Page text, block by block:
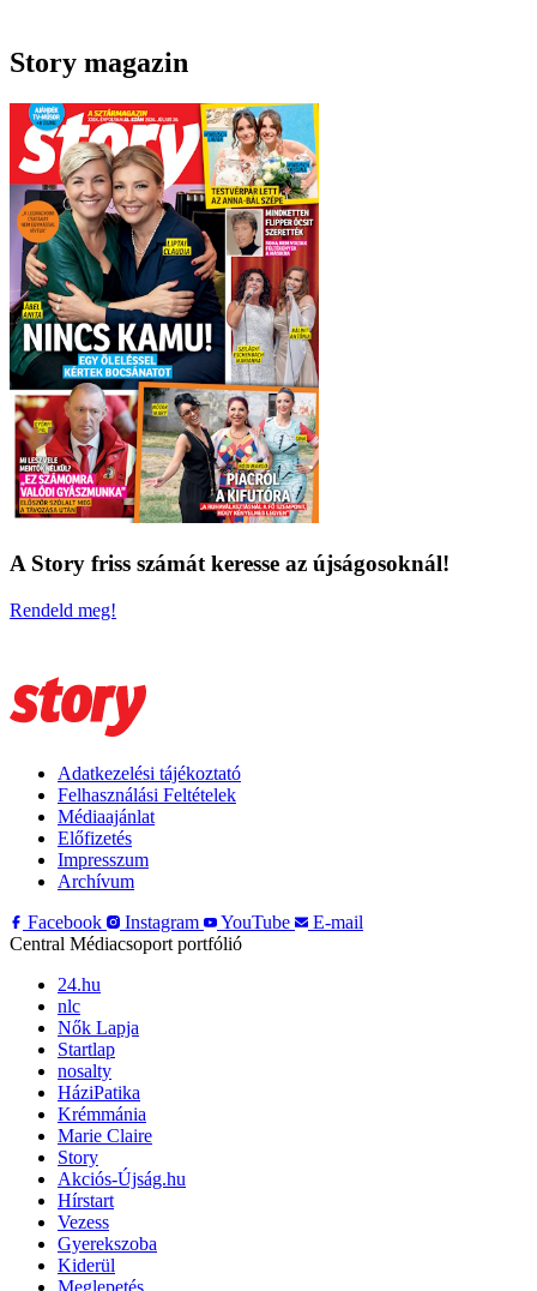
Story magazin
A Story friss számát keresse az újságosoknál!
Rendeld meg!
Adatkezelési tájékoztató
Felhasználási Feltételek
Médiaajánlat
Előfizetés
Impresszum
Archívum
Facebook
Instagram YouTube
E-mail
Central Médiacsoport portfólió
24.hu
nlc
Nők Lapja
Startlap
nosalty
HáziPatika
Krémmánia
Marie Claire
Story
Akciós-Újság.hu
Hírstart
Vezess
Gyerekszoba
Kiderül
Meglepetés